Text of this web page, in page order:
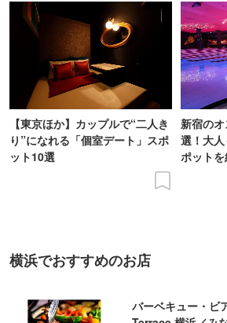
【東京ほか】カップルで“二人き
り”になれる「個室デート」スポ
ット10選
新宿の
選！大
ポット
横浜でおすすめのお店
バーベキュー・ビ